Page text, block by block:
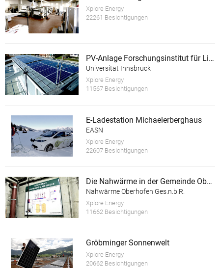
Xplore Energy
22261 Besichtigungen
PV-Anlage Forschungsinstitut für Limnologie der Universität Innsbruck, Mondsee
Universität Innsbruck
Xplore Energy
11567 Besichtigungen
E-Ladestation Michaelerberghaus
EASN
Xplore Energy
22607 Besichtigungen
Die Nahwärme in der Gemeinde Oberhofen am Irrsee
Nahwärme Oberhofen Ges.n.b.R.
Xplore Energy
11662 Besichtigungen
Gröbminger Sonnenwelt
Xplore Energy
20662 Besichtigungen